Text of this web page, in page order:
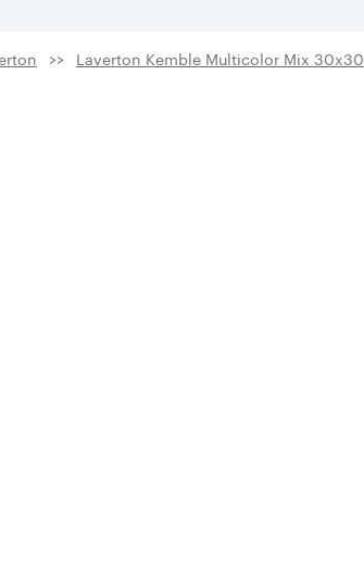
Laverton Kemble Multicolor Mix 30x30